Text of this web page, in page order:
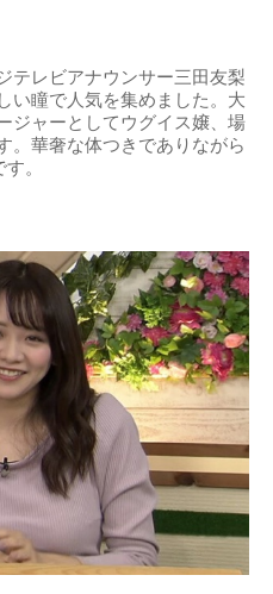
テレビアナウンサー三田友梨
い瞳で人気を集めました。大
ジャーとしてウグイス嬢、場
。華奢な体つきでありながら
。